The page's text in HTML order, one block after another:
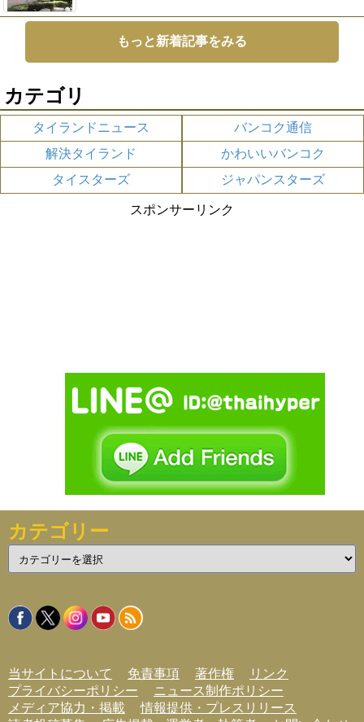
もっと新着記事をみる
カテゴリ
タイランドニュース
バンコク通信
解決タイランド
かわいいバンコク
タイスターズ
ジャパンスターズ
スポンサーリンク
カテゴリー
テ
リ
ー
当サイトについて 免責事項 著作権
リンク
プライバシーポリシー
ニュース制作ポリシー
メディア協力・掲載
情報提供・プレスリリース